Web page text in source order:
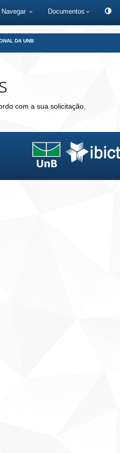
Navegar Documentos
DA UNB
com a sua solicitação.